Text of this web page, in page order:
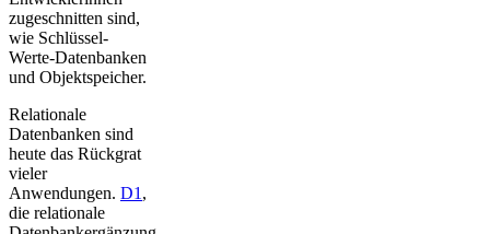
zugeschnitten sind,
wie Schlüssel-
Werte-Datenbanken
und Objektspeicher.
Relationale
Datenbanken sind
heute das Rückgrat
vieler
Anwendungen. D1 ,
die relationale